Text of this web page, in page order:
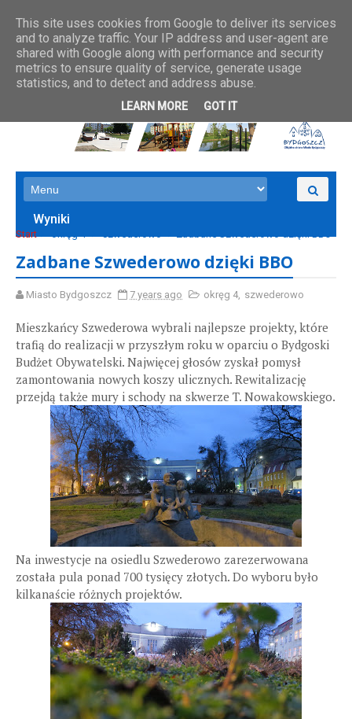
Wyniki
Start okręg 4 szwederowo Zadbane Szwederowo dzięki BBO
Zadbane Szwederowo dzięki BBO
Miasto Bydgoszcz 7 years ago okręg 4, szwederowo
Mieszkańcy Szwederowa wybrali najlepsze projekty, które
trafią do realizacji w przyszłym roku w oparciu o Bydgoski
Budżet Obywatelski. Najwięcej głosów zyskał pomysł
zamontowania nowych koszy ulicznych. Rewitalizację
przejdą także mury i schody na skwerze T. Nowakowskiego.
Na inwestycje na osiedlu Szwederowo zarezerwowana
została pula ponad 700 tysięcy złotych. Do wyboru było
kilkanaście różnych projektów.
This site uses cookies from Google to deliver its services
and to analyze traffic. Your IP address and user-agent are
shared with Google along with performance and security
metrics to ensure quality of service, generate usage
statistics, and to detect and address abuse.
LEARN MORE GOT IT